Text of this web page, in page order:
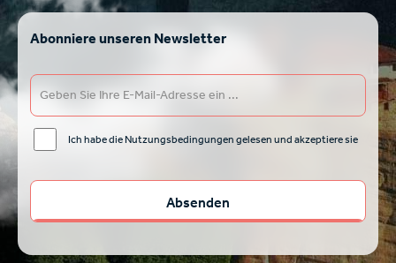
Abonniere unseren Newsletter
Ich habe die Nutzungsbedingungen gelesen und akzeptiere sie